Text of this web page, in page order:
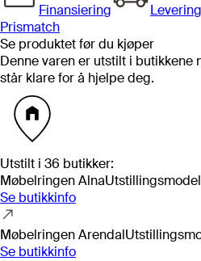
Finansiering
Levering
Prismatch
Se produktet før du kjøper
Denne varen er utstilt i butikkene
står klare for å hjelpe deg.
Utstilt i 36 butikker:
Møbelringen Alna
Se butikkinfo
Møbelringen Arendal
Se butikkinfo